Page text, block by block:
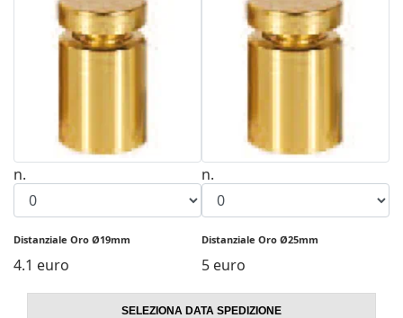
n.
Distanziale Oro Ø19mm
4.1 euro
n.
Distanziale Oro Ø25mm
5 euro
SELEZIONA DATA SPEDIZIONE